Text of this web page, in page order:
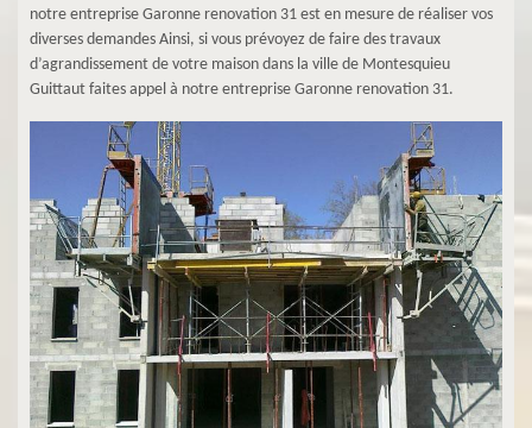
notre entreprise Garonne renovation 31 est en mesure de réaliser vos
diverses demandes Ainsi, si vous prévoyez de faire des travaux
d’agrandissement de votre maison dans la ville de Montesquieu
Guittaut faites appel à notre entreprise Garonne renovation 31.